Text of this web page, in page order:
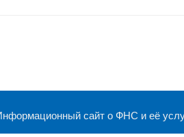
сайт о ФНС и её